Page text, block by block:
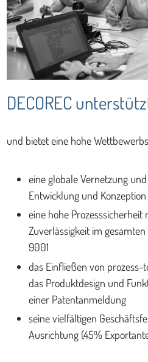
DECOREC
und bietet eine hohe
eine globale Vernetzung
Entwicklung und Konzeption
eine hohe
Zuverlässigkeit im
9001
das Einfließen von prozess-
das Produktdesign und
einer Patentanmeldung
seine vielfältigen
Ausrichtung (45%